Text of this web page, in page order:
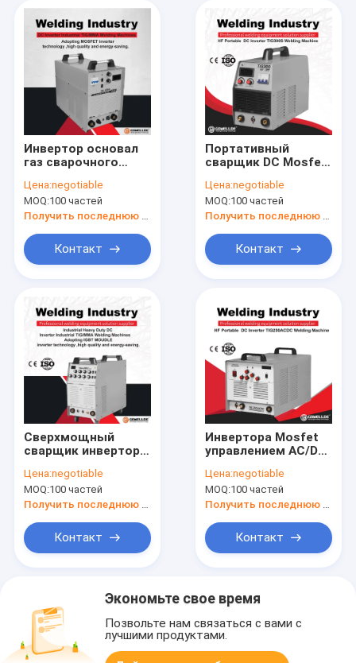
Инвертор основал
газ сварочного
сварочный аппарат
в действие Mos
сварщика Muttahida
ручки
энергосберегающий
Цена:negotiable
MOQ:100 частей
Контакт
Портативный
сварщик DC Mosfet
аппарата 380V
Muttahida Majlis-E-
Amal TIG
Цена:negotiable
MOQ:100 частей
Контакт
Сверхмощный
сварщик инвертора
Moudle
промышленный TIG
Muttahida Majlis-E-
инвертора DC
Цена:negotiable
MOQ:100 частей
Получить последнюю цену
Контакт
Инвертора Mosfet
управлением AC/DC
Majlis-E-Amal TIG
ручки сварочное
оборудование
портативное TIG
портативного
Цена:negotiable
MOQ:100 частей
Получить последнюю цену
Контакт
Экономьте свое время
Позвольте нам связаться с вами с
лучшими продуктами.